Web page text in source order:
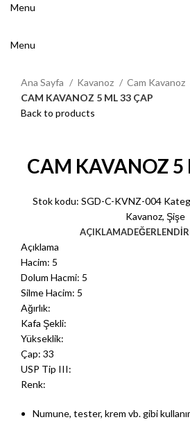
Menu
Menu
Ana Sayfa Kavanoz
Cam Kavanoz
CAM KAVANOZ 5 ML 33 ÇAP
Back to products
CAM KAVANOZ 5
Stok kodu: SGD-C-KVNZ-004
Kavanoz, Şişe
AÇIKLAMA
Açıklama
Hacim: 5
Dolum Hacmi: 5
Silme Hacim: 5
Ağırlık:
Kafa Şekli:
Yükseklik:
Çap: 33
USP Tip III:
Renk:
Numune, tester, krem vb. gibi